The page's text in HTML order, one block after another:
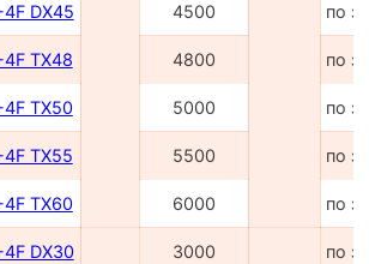
DX45 4500 по
TX48 4800 по
TX50 5000 по
TX55 5500 по
TX60 6000 по
DX30 3000 по